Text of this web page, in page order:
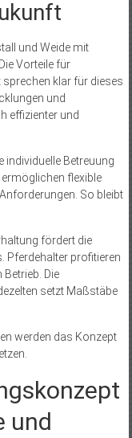
und Weide mit
Vorteile für
klar für dieses
und
effizienter und
individuelle Betreuung
flexible
So bleibt
fördert die
Pferdehalter profitieren
Die
setzt Maßstäbe
werden das Konzept
und